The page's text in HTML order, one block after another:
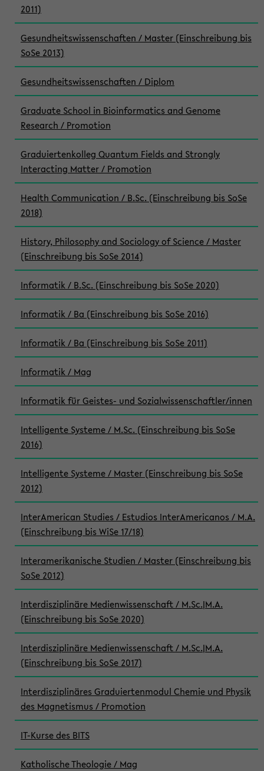
2011)
Gesundheitswissenschaften / Master (Einschreibung bis
SoSe 2013)
Gesundheitswissenschaften / Diplom
Graduate School in Bioinformatics and Genome
Research / Promotion
Graduiertenkolleg Quantum Fields and Strongly
Interacting Matter / Promotion
Health Communication / B.Sc. (Einschreibung bis SoSe
2018)
History, Philosophy and Sociology of Science / Master
(Einschreibung bis SoSe 2014)
Informatik / B.Sc. (Einschreibung bis SoSe 2020)
Informatik / Ba (Einschreibung bis SoSe 2016)
Informatik / Ba (Einschreibung bis SoSe 2011)
Informatik / Mag
Informatik für Geistes- und Sozialwissenschaftler/innen
Intelligente Systeme / M.Sc. (Einschreibung bis SoSe
2016)
Intelligente Systeme / Master (Einschreibung bis SoSe
2012)
InterAmerican Studies / Estudios InterAmericanos / M.A.
(Einschreibung bis WiSe 17/18)
Interamerikanische Studien / Master (Einschreibung bis
SoSe 2012)
Interdisziplinäre Medienwissenschaft / M.Sc.|M.A.
(Einschreibung bis SoSe 2020)
Interdisziplinäre Medienwissenschaft / M.Sc.|M.A.
(Einschreibung bis SoSe 2017)
Interdisziplinäres Graduiertenmodul Chemie und Physik
des Magnetismus / Promotion
IT-Kurse des BITS
Katholische Theologie / Mag